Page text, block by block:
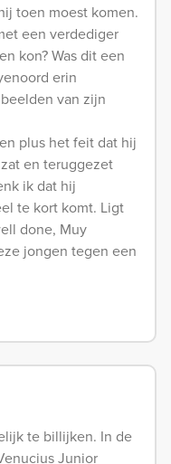
toen moest komen.
een verdediger
kon? Was dit een
erin
van zijn
plus het feit dat hij
en teruggezet
ik dat hij
te kort komt. Ligt
done, Muy
jongen tegen een
te billijken. In de
Junior